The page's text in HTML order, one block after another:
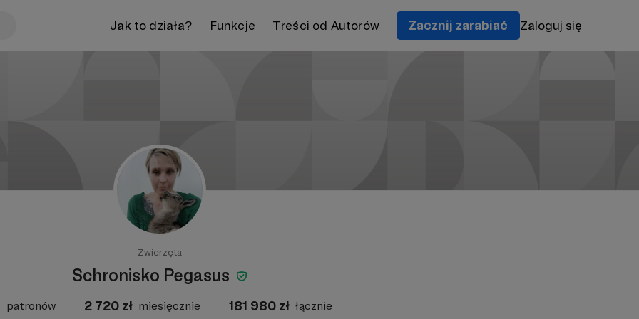
Jak to działa? Funkcje Treści od Autorów Zacznij zarabiać Zaloguj się
Zwierzęta
Schronisko Pegasus
patronów 2 720 zł miesięcznie 181 980 zł łącznie